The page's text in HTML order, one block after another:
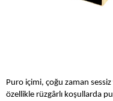
Puro içimi, çoğu zaman
özellikle rüzgârlı koşullarda